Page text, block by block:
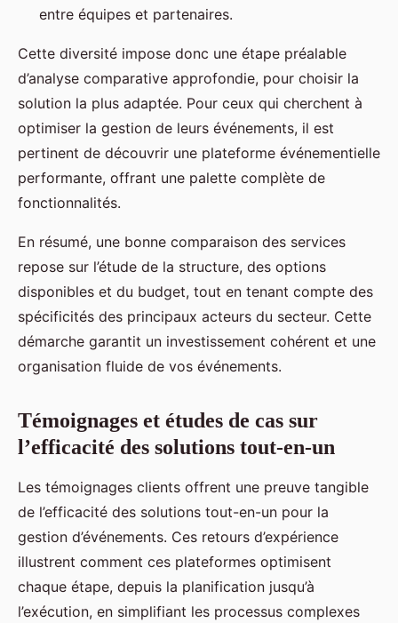
entre équipes et partenaires.
Cette diversité impose donc une étape préalable
d’analyse comparative approfondie, pour choisir la
solution la plus adaptée. Pour ceux qui cherchent à
optimiser la gestion de leurs événements, il est
pertinent de découvrir une plateforme événementielle
performante, offrant une palette complète de
fonctionnalités.
En résumé, une bonne comparaison des services
repose sur l’étude de la structure, des options
disponibles et du budget, tout en tenant compte des
spécificités des principaux acteurs du secteur. Cette
démarche garantit un investissement cohérent et une
organisation fluide de vos événements.
Témoignages et études de cas sur
l’efficacité des solutions tout-en-un
Les témoignages clients offrent une preuve tangible
de l’efficacité des solutions tout-en-un pour la
gestion d’événements. Ces retours d’expérience
illustrent comment ces plateformes optimisent
chaque étape, depuis la planification jusqu’à
l’exécution, en simplifiant les processus complexes